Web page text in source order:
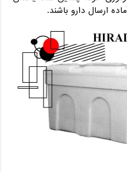
ارسال دارو باشند.